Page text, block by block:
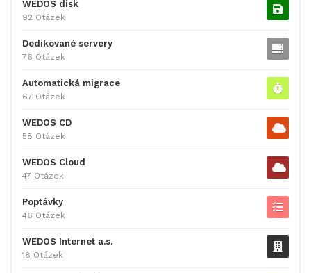
WEDOS disk
92 Otázek
Dedikované servery
76 Otázek
Automatická migrace
67 Otázek
WEDOS CD
58 Otázek
WEDOS Cloud
47 Otázek
Poptávky
46 Otázek
WEDOS Internet a.s.
18 Otázek